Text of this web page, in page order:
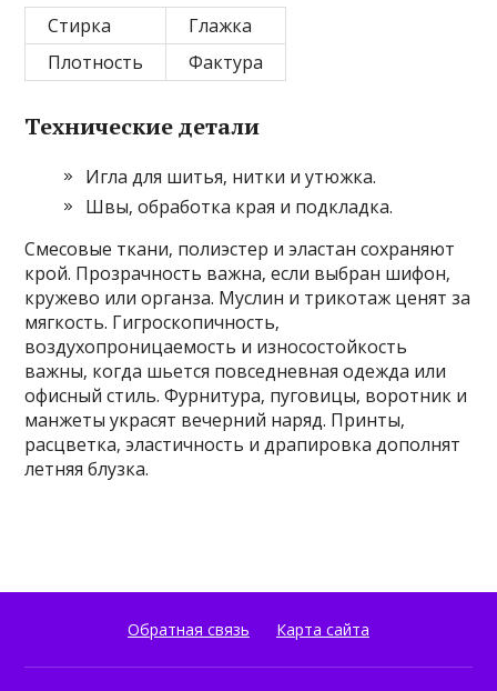
Стирка
Глажка
Плотность
Фактура
Технические детали
Игла для шитья‚ нитки и утюжка.
Швы‚ обработка края и подкладка.
Смесовые ткани‚ полиэстер и эластан сохраняют
крой. Прозрачность важна‚ если выбран шифон‚
кружево или органза. Муслин и трикотаж ценят за
мягкость. Гигроскопичность‚
воздухопроницаемость и износостойкость
важны‚ когда шьется повседневная одежда или
офисный стиль. Фурнитура‚ пуговицы‚ воротник и
манжеты украсят вечерний наряд. Принты‚
расцветка‚ эластичность и драпировка дополнят
летняя блузка.
Обратная связь Карта сайта